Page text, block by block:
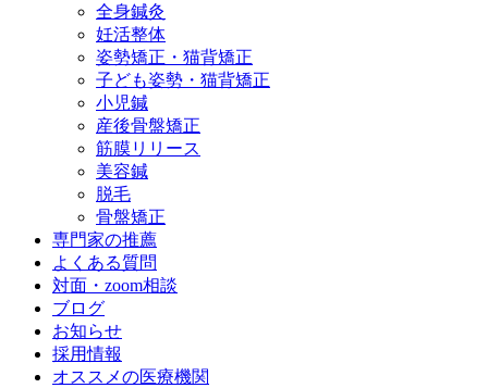
全身鍼灸
妊活整体
姿勢矯正・猫背矯正
子ども姿勢・猫背矯正
小児鍼
産後骨盤矯正
筋膜リリース
美容鍼
脱毛
骨盤矯正
専門家の推薦
よくある質問
対面・zoom相談
ブログ
お知らせ
採用情報
オススメの医療機関